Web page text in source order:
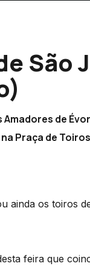
São
de
Praça de
ainda os toiros
feira que